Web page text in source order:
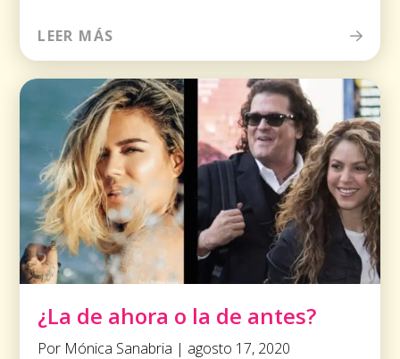
LEER MÁS
¿La de ahora o la de antes?
Por Mónica Sanabria | agosto 17, 2020